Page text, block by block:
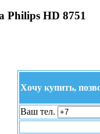
Philips HD 8751
Хочу купить,
Ваш тел.